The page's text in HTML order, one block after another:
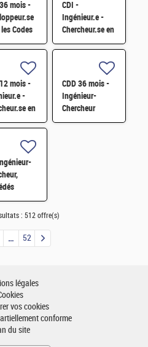
mois -
Codes
et
Carlo H/F
CDI -
Ingénieur.e -
Chercheur.se en
caractérisation
atomique
tomographique
H/F
mois -
-
en
et
CDD 36 mois -
Ingénieur-
Chercheur
matériaux -
pour
: 512 offre(s)
52
légales
vos cookies
conforme
du site